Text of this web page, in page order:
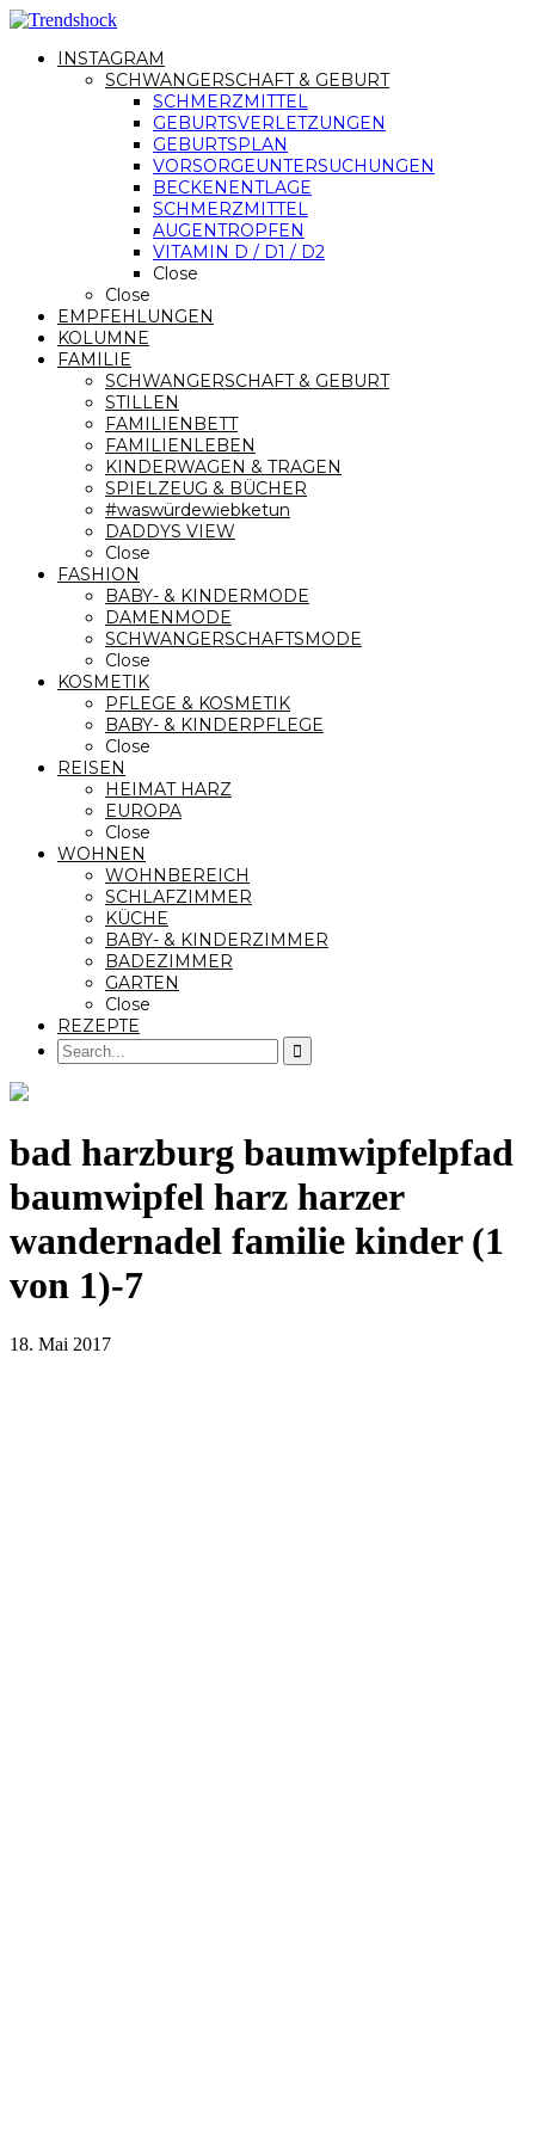
INSTAGRAM
SCHWANGERSCHAFT & GEBURT
SCHMERZMITTEL
GEBURTSVERLETZUNGEN
GEBURTSPLAN
VORSORGEUNTERSUCHUNGEN
BECKENENTLAGE
SCHMERZMITTEL
AUGENTROPFEN
VITAMIN D / D1 / D2
Close
Close
EMPFEHLUNGEN
KOLUMNE
FAMILIE
SCHWANGERSCHAFT & GEBURT
STILLEN
FAMILIENBETT
FAMILIENLEBEN
KINDERWAGEN & TRAGEN
SPIELZEUG & BÜCHER
#waswürdewiebketun
DADDYS VIEW
Close
FASHION
BABY- & KINDERMODE
DAMENMODE
SCHWANGERSCHAFTSMODE
Close
KOSMETIK
PFLEGE & KOSMETIK
BABY- & KINDERPFLEGE
Close
REISEN
HEIMAT HARZ
EUROPA
Close
WOHNEN
WOHNBEREICH
SCHLAFZIMMER
KÜCHE
BABY- & KINDERZIMMER
BADEZIMMER
GARTEN
Close
REZEPTE
bad harzburg baumwipfelpfad
baumwipfel harz harzer
wandernadel familie kinder (1
von 1)-7
18. Mai 2017